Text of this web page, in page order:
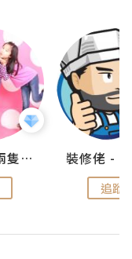
儍媽媽與兩隻小魔怪之家
追蹤